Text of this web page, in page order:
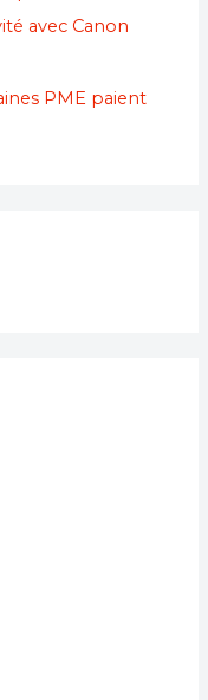
avec Canon
PME paient